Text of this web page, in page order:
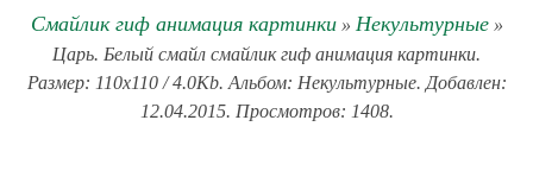
Смайлик гиф анимация картинки» Некультурные»
Царь. Белый смайл смайлик гиф анимация картинки.
Размер: 110x110 / 4.0Kb. Альбом: Некультурные. Добавлен:
12.04.2015. Просмотров: 1408.